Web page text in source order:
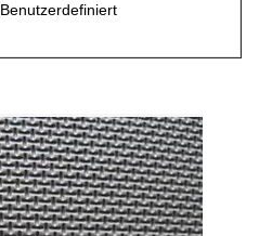
Benutzerdefiniert